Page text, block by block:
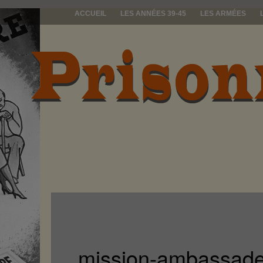
ACCUEIL LES ANNÉES 39-45 LES ARMÉES
prisonniers